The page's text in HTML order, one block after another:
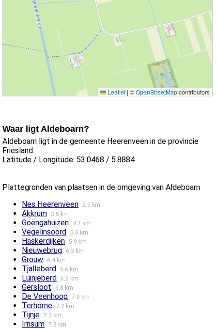
Leaflet | ©OpenStreetMapcontributors
Waar ligt Aldeboarn?
Aldeboarn ligt in de gemeente Heerenveen in de provincie
Friesland.
Latitude / Longitude: 53.0468 / 5.8884
Plattegronden van plaatsen in de omgeving van Aldeboarn
Nes Heerenveen
2.5 km
Akkrum 3.5 km
Goëngahuizen 4.7 km
Vegelinsoord 5.6 km
Haskerdijken 5.9 km
Nieuwebrug 6.3 km
Grouw 6.4 km
Tjalleberd 6.6 km
Luinjeberd 6.6 km
Gersloot 6.8 km
De Veenhoop 7.0 km
Terhorne 7.2 km
Tijnje 7.3 km
Irnsum 7.3 km